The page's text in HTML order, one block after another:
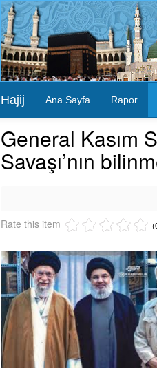
Hajij Ana Sayfa Rapor
General Kasım
Savaşı’nın
Rate this item